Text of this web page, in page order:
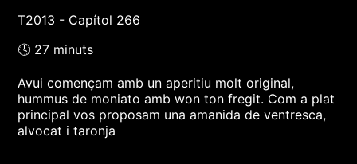
T2013 - Capítol 266
🕓 27 minuts
Avui començam amb un aperitiu molt original,
hummus de moniato amb won ton fregit. Com a plat
principal vos proposam una amanida de ventresca,
alvocat i taronja